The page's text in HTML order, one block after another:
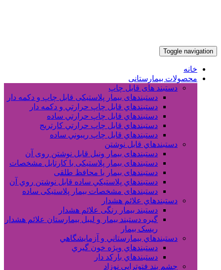
Toggle navigation
خانه
محصولات بیمارستانی
دستبند های قابل چاپ
دستبندهای بیمار پلاستیکی قابل چاپ و دکمه دار
دستبندهاي قابل چاپ حرارتي و دکمه دار
دستبندهاي قابل چاپ حرارتي ساده
دستبندهاي قابل چاپ حرارتي کارتريج
دستبندهاي قابل چاپ ريبوني ساده
دستبندهاي قابل نوشتن
دستبندهای بیمار ونیل قابل نوشتن روی آن
دستبندهای بیمار پلاستیکی با کارتابل مشخصات
دستبندهای بیمار با محافظ طلقی
دستبندهاي پلاستيکي ساده قابل نوشتن روي آن
دستبندهای مشخصات بیمار پلاستیکی ساده
دستبندهاي علائم هشدار
دستبند بیمار رنگی علائم هشدار
گیره دستبند بیمار و لیبل بیمارستان علائم هشدار
ریسک بیمار
دستبندهاي بيمارستاني و آزمايشگاهي
دستبندهاي ويژه خون گيري
دستبندهاي بارکد دار
چشم بند فتوتراپي نوزاد